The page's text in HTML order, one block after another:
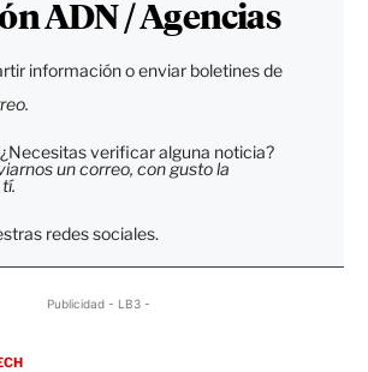
ADN / Agencias
información o enviar boletines de
verificar alguna noticia?
un correo, con gusto la
redes sociales.
Publicidad - LB3 -